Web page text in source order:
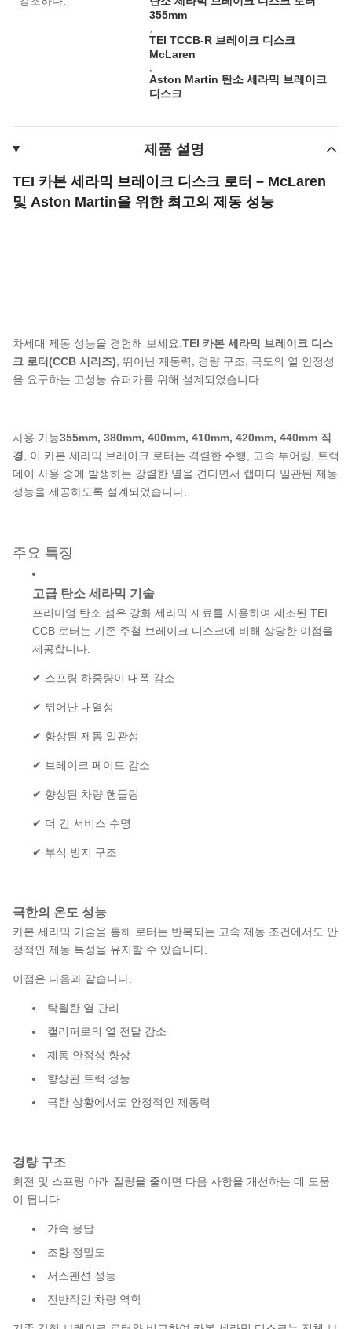
355mm
TEI TCCB-R 브레이크 디스크
McLaren
Aston Martin 탄소 세라믹 브레이크
디스크
제품 설명
TEI 카본 세라믹 브레이크 디스크 로터 – McLaren
및 Aston Martin을 위한 최고의 제동 성능
차세대 제동 성능을 경험해 보세요. TEI 카본 세라믹 브레이크 디스
크 로터(CCB 시리즈) , 뛰어난 제동력, 경량 구조, 극도의 열 안정성
을 요구하는 고성능 슈퍼카를 위해 설계되었습니다.
사용 가능355mm, 380mm, 400mm, 410mm, 420mm, 440mm 직
경 , 이 카본 세라믹 브레이크 로터는 격렬한 주행, 고속 투어링, 트랙
데이 사용 중에 발생하는 강렬한 열을 견디면서 랩마다 일관된 제동
성능을 제공하도록 설계되었습니다.
주요 특징
고급 탄소 세라믹 기술
프리미엄 탄소 섬유 강화 세라믹 재료를 사용하여 제조된 TEI
CCB 로터는 기존 주철 브레이크 디스크에 비해 상당한 이점을
제공합니다.
✔ 스프링 하중량이 대폭 감소
✔ 뛰어난 내열성
✔ 향상된 제동 일관성
✔ 브레이크 페이드 감소
✔ 향상된 차량 핸들링
✔ 더 긴 서비스 수명
✔ 부식 방지 구조
극한의 온도 성능
카본 세라믹 기술을 통해 로터는 반복되는 고속 제동 조건에서도 안
정적인 제동 특성을 유지할 수 있습니다.
이점은 다음과 같습니다.
탁월한 열 관리
캘리퍼로의 열 전달 감소
제동 안정성 향상
향상된 트랙 성능
극한 상황에서도 안정적인 제동력
경량 구조
회전 및 스프링 아래 질량을 줄이면 다음 사항을 개선하는 데 도움
이 됩니다.
가속 응답
조향 정밀도
서스펜션 성능
전반적인 차량 역학